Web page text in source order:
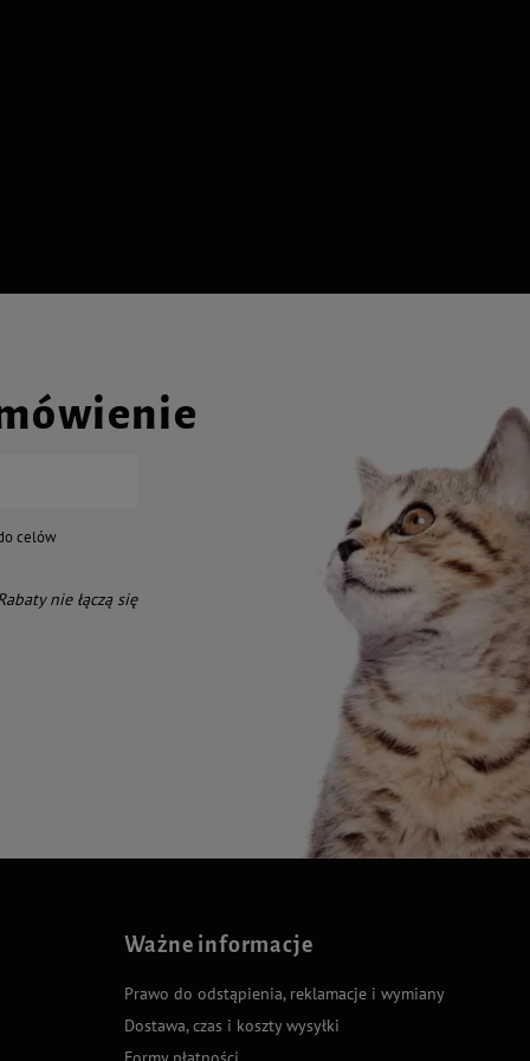
celów
nie łączą się
Ważne informacje
Prawo do odstąpienia, reklamacje i wymiany
Dostawa, czas i koszty wysyłki